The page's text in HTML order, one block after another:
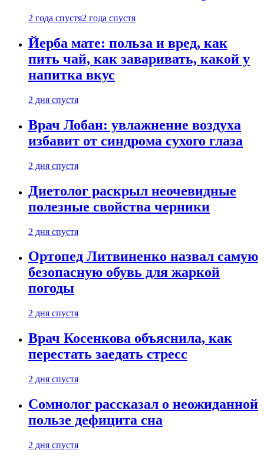
2 года спустя2 года спустя
Йерба мате: польза и вред, как
пить чай, как заваривать, какой у
напитка вкус
2 дня спустя
Врач Лобан: увлажнение воздуха
избавит от синдрома сухого глаза
2 дня спустя
Диетолог раскрыл неочевидные
полезные свойства черники
2 дня спустя
Ортопед Литвиненко назвал самую
безопасную обувь для жаркой
погоды
2 дня спустя
Врач Косенкова объяснила, как
перестать заедать стресс
2 дня спустя
Сомнолог рассказал о неожиданной
пользе дефицита сна
2 дня спустя